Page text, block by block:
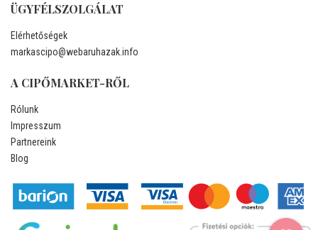
ÜGYFÉLSZOLGÁLAT
Elérhetőségek
markascipo@webaruhazak.info
A CIPŐMARKET-RŐL
Rólunk
Impresszum
Partnereink
Blog